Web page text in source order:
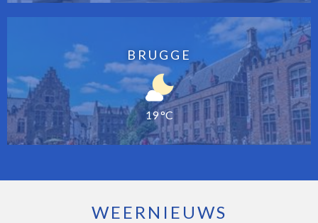
BRUGGE
19 °C
WEERNIEUWS